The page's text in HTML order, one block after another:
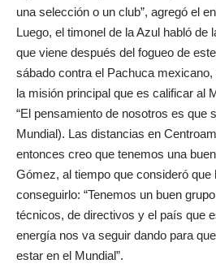
una selección o un club”, agregó el
Luego, el timonel de la Azul habló de
que viene después del fogueo de
sábado contra el Pachuca
la misión principal que es calificar al
“El pensamiento de nosotros es que
Mundial). Las distancias en
entonces creo que tenemos una
Gómez, al tiempo que consideró
conseguirlo: “Tenemos un buen
técnicos, de directivos y el país que
energía nos va seguir dando para
estar en el Mundial”.